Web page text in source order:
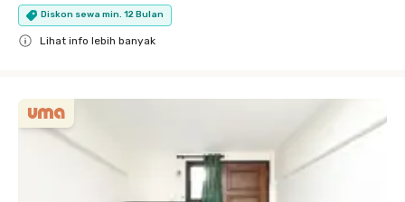
Diskon sewa min. 12 Bulan
Lihat info lebih banyak